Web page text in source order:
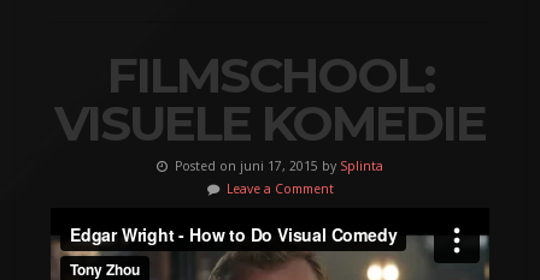
FILMSCHOOL:
VISUELE KOMEDIE
Posted on juni 17, 2015 by Splinta
Leave a Comment